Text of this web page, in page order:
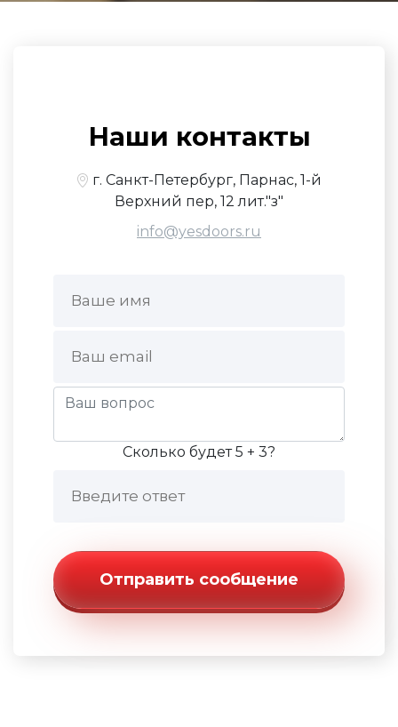
Наши контакты
г. Санкт-Петербург, Парнас, 1-й
Верхний пер, 12 лит."з"
info@yesdoors.ru
Сколько будет 5 + 3?
Отправить сообщение